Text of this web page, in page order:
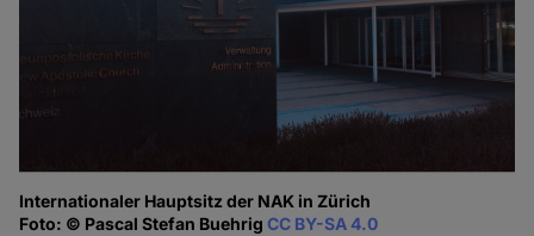
Internationaler Hauptsitz der NAK in Zürich
Foto: © Pascal Stefan BuehrigCC BY-SA 4.0